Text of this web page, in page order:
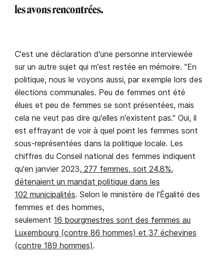
les avons rencontrées.
C'est une déclaration d'une personne interviewée
sur un autre sujet qui m'est restée en mémoire. "En
politique, nous le voyons aussi, par exemple lors des
élections communales. Peu de femmes ont été
élues et peu de femmes se sont présentées, mais
cela ne veut pas dire qu'elles n'existent pas." Oui, il
est effrayant de voir à quel point les femmes sont
sous-représentées dans la politique locale. Les
chiffres du Conseil national des femmes indiquent
qu'en janvier 2023, 277 femmes, soit 24,8%,
détenaient un mandat politique dans les
102 municipalités. Selon le ministère de l'Égalité des
femmes et des hommes,
seulement 16 bourgmestres sont des femmes au
Luxembourg (contre 86 hommes) et 37 échevines
(contre 189 hommes).